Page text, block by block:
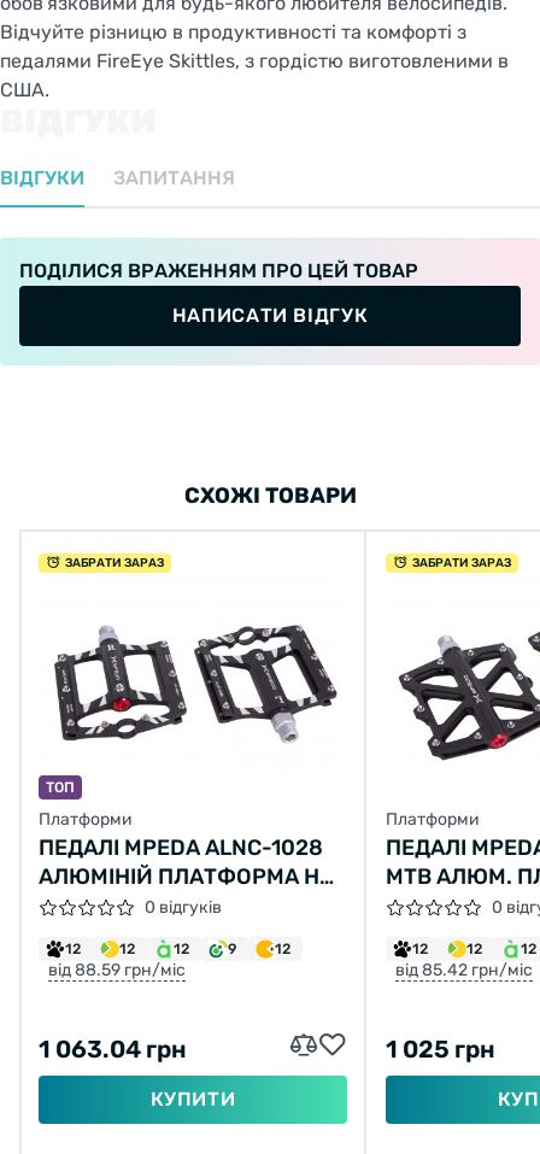
Відчуйте різницю в продуктивності та комфорті з
педалями FireEye Skittles, з гордістю виготовленими в
США.
ВІДГУКИ ЗАПИТАННЯ
ПОДІЛИСЯ ВРАЖЕННЯМ ПРО ЦЕЙ ТОВАР
НАПИСАТИ ВІДГУК
СХОЖІ ТОВАРИ
ЗАБРАТИ ЗАРАЗ
ТОП
Платформи
ПЕДАЛІ MPEDA ALNC-1028
АЛЮМІНІЙ ПЛАТФОРМА НА
3 ПРОМ. ПІДШИПНИКА
ЧОРНИЙ
0 відгуків
12 12 12 9 12
від 88.59 грн/міс
1 063.04 грн
КУПИТИ
ЗАБРАТИ ЗАРАЗ
Платформи
ПЕДАЛІ
MTB АЛЮМ.
3 ПРОМ.
(ЧОРНИЙ)
0
12 12 12
від 85.42 грн/міс
1 025 грн